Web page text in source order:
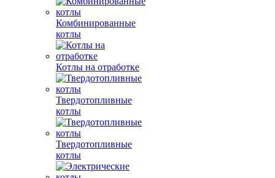
Комбинированные
котлы
Котлы на отработке
Твердотопливные
котлы
Твердотопливные
котлы